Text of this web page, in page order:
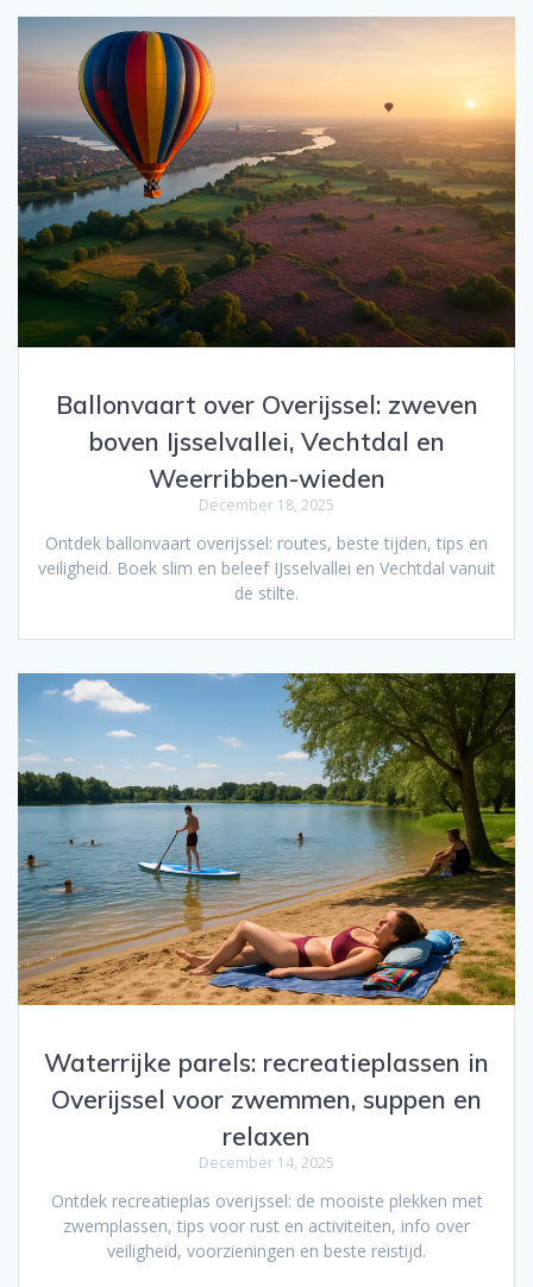
Ballonvaart over Overijssel: zweven
boven Ijsselvallei, Vechtdal en
Weerribben-wieden
December 18, 2025
Ontdek ballonvaart overijssel: routes, beste tijden, tips en
veiligheid. Boek slim en beleef IJsselvallei en Vechtdal vanuit
de stilte.
Waterrijke parels: recreatieplassen in
Overijssel voor zwemmen, suppen en
relaxen
December 14, 2025
Ontdek recreatieplas overijssel: de mooiste plekken met
zwemplassen, tips voor rust en activiteiten, info over
veiligheid, voorzieningen en beste reistijd.